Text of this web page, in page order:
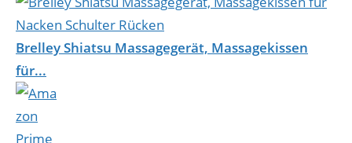
Brelley Shiatsu Massagegerät, Massagekissen
für...